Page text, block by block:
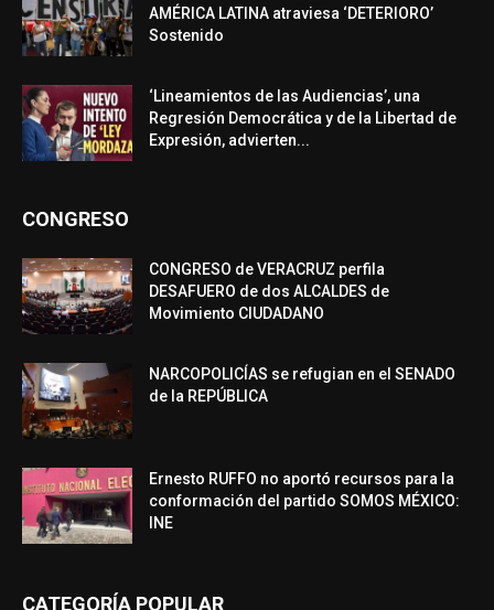
AMÉRICA LATINA atraviesa ‘DETERIORO’
Sostenido
‘Lineamientos de las Audiencias’, una
Regresión Democrática y de la Libertad de
Expresión, advierten...
CONGRESO
CONGRESO de VERACRUZ perfila
DESAFUERO de dos ALCALDES de
Movimiento CIUDADANO
NARCOPOLICÍAS se refugian en el SENADO
de la REPÚBLICA
Ernesto RUFFO no aportó recursos para la
conformación del partido SOMOS MÉXICO:
INE
CATEGORÍA POPULAR